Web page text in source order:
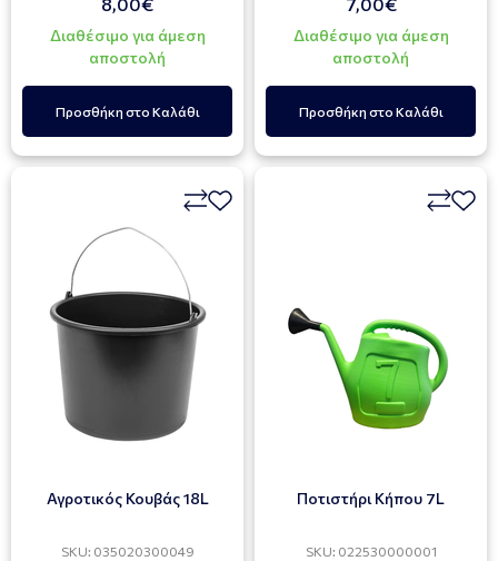
Διαθέσιμο για άμεση
αποστολή
Προσθήκη στο Καλάθι
Διαθέσιμο για άμεση
αποστολή
Προσθήκη στο Καλάθι
Αγροτικός Κουβάς 18L
SKU: 035020300049
Ποτιστήρι Κήπου 7L
SKU: 022530000001